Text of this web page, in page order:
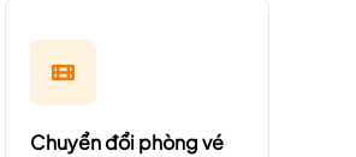
Chuyển đổi phòng vé